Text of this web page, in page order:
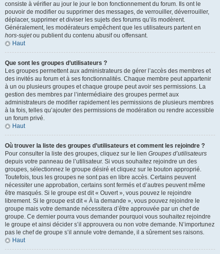
consiste à vérifier au jour le jour le bon fonctionnement du forum. Ils ont le
pouvoir de modifier ou supprimer des messages, de verrouiller, déverrouiller,
déplacer, supprimer et diviser les sujets des forums qu’ils modèrent.
Généralement, les modérateurs empêchent que les utilisateurs partent en
hors-sujetou publient du contenu abusif ou offensant.
Haut
Que sont les groupes d’utilisateurs ?
Les groupes permettent aux administrateurs de gérer l’accès des membres et
des invités au forum et à ses fonctionnalités. Chaque membre peut appartenir
à un ou plusieurs groupes et chaque groupe peut avoir ses permissions. La
gestion des membres par l’intermédiaire des groupes permet aux
administrateurs de modifier rapidement les permissions de plusieurs membres
à la fois, telles qu’ajouter des permissions de modération ou rendre accessible
un forum privé.
Haut
Où trouver la liste des groupes d’utilisateurs et comment les rejoindre ?
Pour consulter la liste des groupes, cliquez sur le lien Groupes d’utilisateurs
depuis votre panneau de l’utilisateur. Si vous souhaitez rejoindre un des
groupes, sélectionnez le groupe désiré et cliquez sur le bouton approprié.
Toutefois, tous les groupes ne sont pas en libre accès. Certains peuvent
nécessiter une approbation, certains sont fermés et d’autres peuvent même
être masqués. Si le groupe est dit « Ouvert », vous pouvez le rejoindre
librement. Si le groupe est dit « À la demande », vous pouvez rejoindre le
groupe mais votre demande nécessitera d’être approuvée par un chef de
groupe. Ce dernier pourra vous demander pourquoi vous souhaitez rejoindre
le groupe et ainsi décider s’il approuvera ou non votre demande. N’importunez
pas le chef de groupe s’il annule votre demande, il a sûrement ses raisons.
Haut